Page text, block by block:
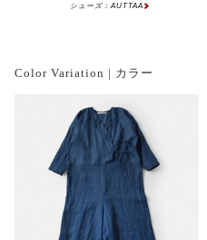
シューズ：AUTTAA
Color Variation | カラー